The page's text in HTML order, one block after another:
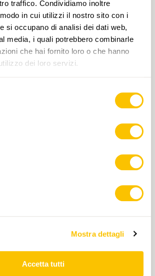
traffico. Condividiamo inoltre
in cui utilizzi il nostro sito con i
si occupano di analisi dei dati web,
media, i quali potrebbero combinarle
che hai fornito loro o che hanno
dei loro servizi.
Mostra dettagli
Accetta tutti